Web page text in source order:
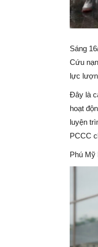
Sáng
Cứu
lực
Đây là
hoạt
luyện
PCCC
Phú Mỹ